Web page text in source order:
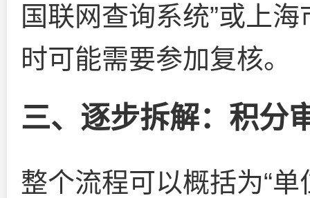
国联网查询系统”或上
时可能需要参加复核。
三、逐步拆解：积分
整个流程可以概括为“